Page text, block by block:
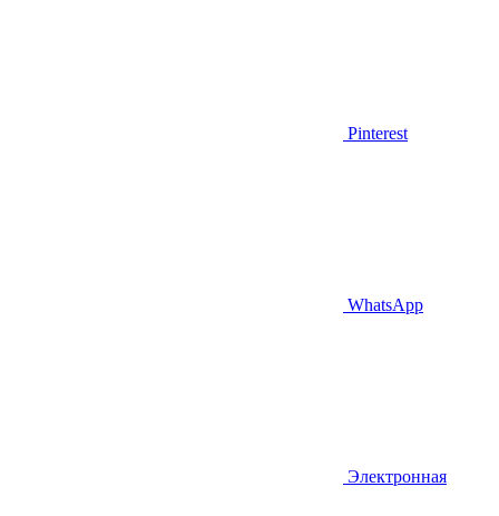
Pinterest
WhatsApp
Электронная